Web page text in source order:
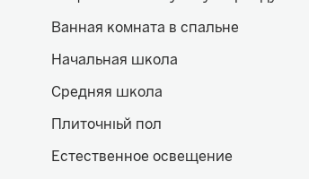
Ванная комната в спальне
Начальная школа
Средняя школа
Плиточный пол
Естественное освещение